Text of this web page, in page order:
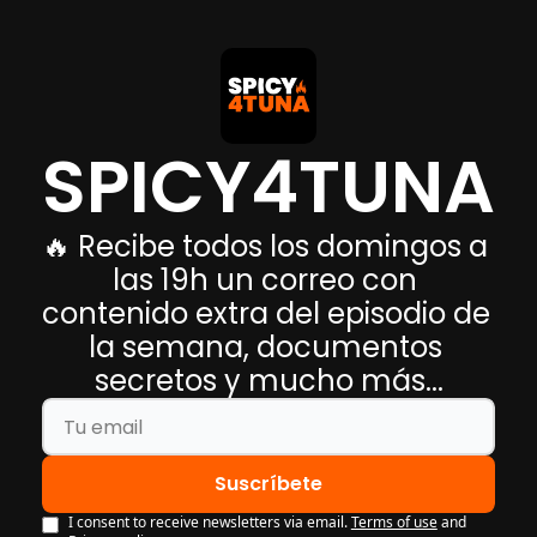
SPICY4TUNA
🔥 Recibe todos los domingos a
las 19h un correo con
contenido extra del episodio de
la semana, documentos
secretos y mucho más...
Suscríbete
I consent to receive newsletters via email.Terms of useand